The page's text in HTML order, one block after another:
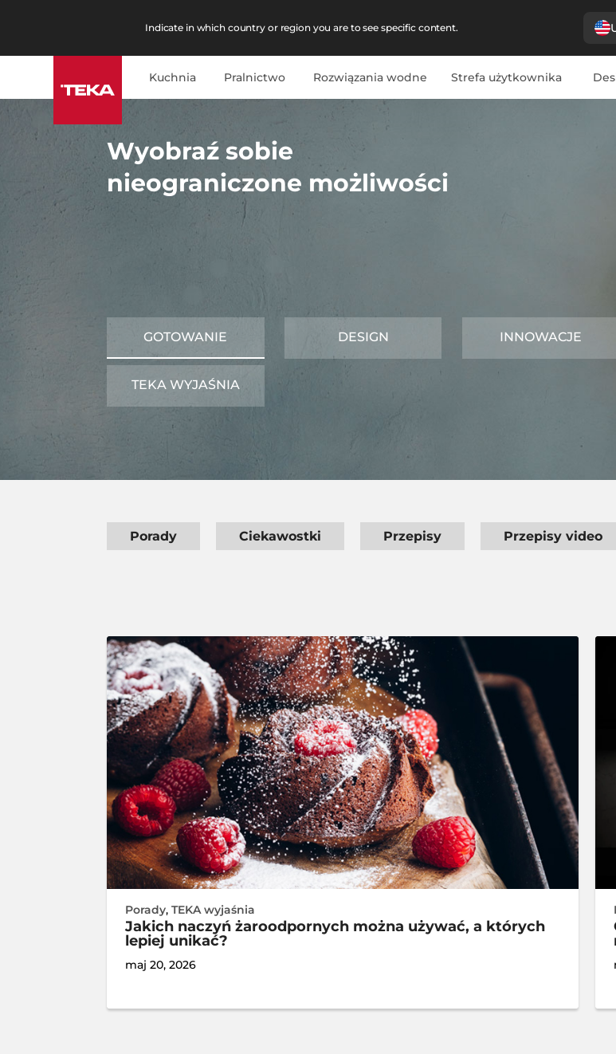
Indicate in which country or region you are to see specific content.
Kuchnia Pralnictwo Rozwiązania wodne Strefa użytkownika
Wyobraź sobie
nieograniczone możliwości
GOTOWANIE DESIGN INNOWACJE
TEKA WYJAŚNIA
Porady Ciekawostki Przepisy Przepisy video
Porady,TEKA wyjaśnia
Jakich naczyń żaroodpornych można używać, a których
lepiej unikać?
maj 20, 2026